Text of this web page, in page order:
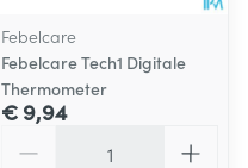
Febelcare
Febelcare Tech1 Digitale
Thermometer
€ 9,94